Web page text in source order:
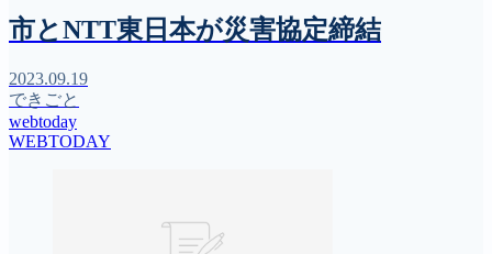
市とNTT東日本が災害協定締結
2023.09.19
できごと
webtoday
WEBTODAY